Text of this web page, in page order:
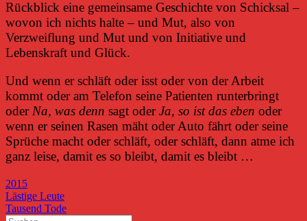
Rückblick eine gemeinsame Geschichte von Schicksal –
wovon ich nichts halte – und Mut, also von
Verzweiflung und Mut und von Initiative und
Lebenskraft und Glück.
Und wenn er schläft oder isst oder von der Arbeit
kommt oder am Telefon seine Patienten runterbringt
oderNa, was denn sagt oderJa, so ist das eben oder
wenn er seinen Rasen mäht oder Auto fährt oder seine
Sprüche macht oder schläft, oder schläft, dann atme ich
ganz leise, damit es so bleibt, damit es bleibt …
2015
Beitragsnavigation
Vorheriger
Beitrag:
Lästige Leute
Nächster
Tausend Tode